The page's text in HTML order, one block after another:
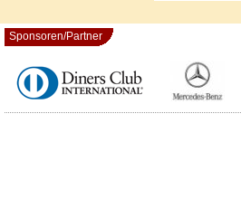
Sponsoren/Partner